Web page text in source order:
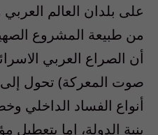
على بلدان العالم
من طبيعة المشروع
أن الصراع العربي
صوت المعركة) تحول
أنواع الفساد الداخلي
بنية الدولة، إما بتعطيل